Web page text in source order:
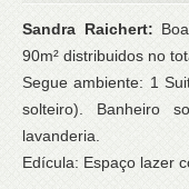
Sandra Raichert:
90m² distribuidos no
Segue ambiente: 1
solteiro). Banheiro
lavanderia.
Edícula: Espaço lazer